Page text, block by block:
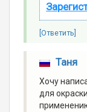
[Ответить]
Таня
Хочу
для